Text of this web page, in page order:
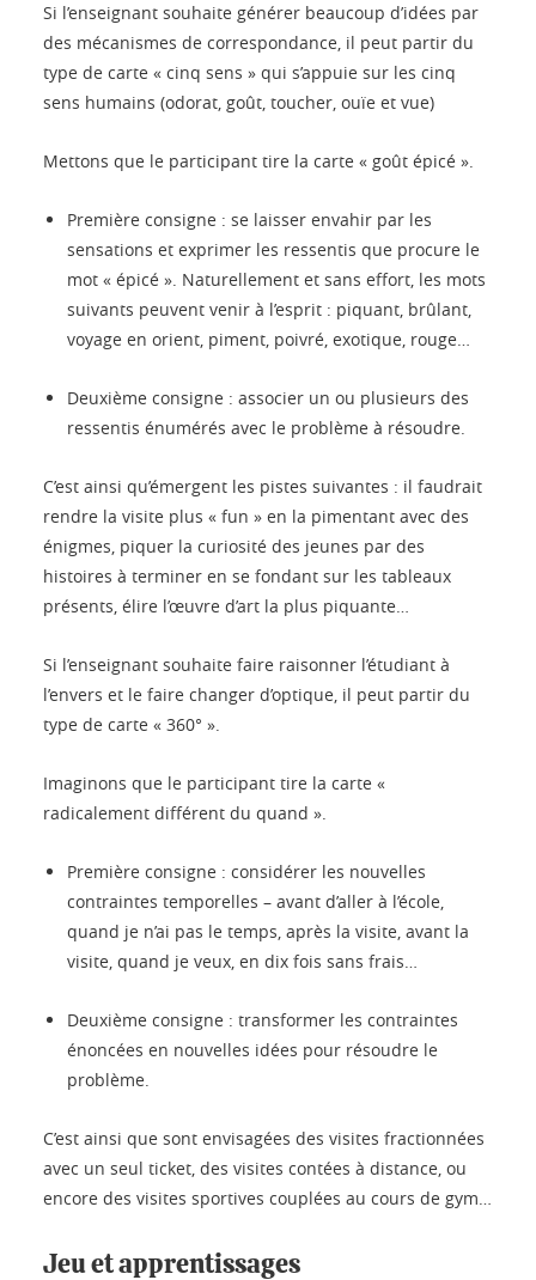
Si l’enseignant souhaite générer beaucoup d’idées par
des mécanismes de correspondance, il peut partir du
type de carte « cinq sens » qui s’appuie sur les cinq
sens humains (odorat, goût, toucher, ouïe et vue)
Mettons que le participant tire la carte « goût épicé ».
Première consigne : se laisser envahir par les
sensations et exprimer les ressentis que procure le
mot « épicé ». Naturellement et sans effort, les mots
suivants peuvent venir à l’esprit : piquant, brûlant,
voyage en orient, piment, poivré, exotique, rouge…
Deuxième consigne : associer un ou plusieurs des
ressentis énumérés avec le problème à résoudre.
C’est ainsi qu’émergent les pistes suivantes : il faudrait
rendre la visite plus « fun » en la pimentant avec des
énigmes, piquer la curiosité des jeunes par des
histoires à terminer en se fondant sur les tableaux
présents, élire l’œuvre d’art la plus piquante…
Si l’enseignant souhaite faire raisonner l’étudiant à
l’envers et le faire changer d’optique, il peut partir du
type de carte « 360° ».
Imaginons que le participant tire la carte «
radicalement différent du quand ».
Première consigne : considérer les nouvelles
contraintes temporelles – avant d’aller à l’école,
quand je n’ai pas le temps, après la visite, avant la
visite, quand je veux, en dix fois sans frais…
Deuxième consigne : transformer les contraintes
énoncées en nouvelles idées pour résoudre le
problème.
C’est ainsi que sont envisagées des visites fractionnées
avec un seul ticket, des visites contées à distance, ou
encore des visites sportives couplées au cours de gym…
Jeu et apprentissages